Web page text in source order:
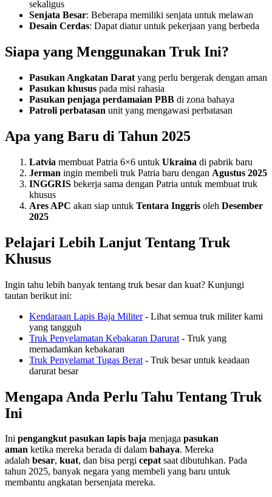
sekaligus
Senjata Besar: Beberapa memiliki senjata untuk melawan
Desain Cerdas: Dapat diatur untuk pekerjaan yang berbeda
Siapa yang Menggunakan Truk Ini?
Pasukan Angkatan Darat yang perlu bergerak dengan aman
Pasukan khusus pada misi rahasia
Pasukan penjaga perdamaian PBB di zona bahaya
Patroli perbatasan unit yang mengawasi perbatasan
Apa yang Baru di Tahun 2025
Latvia membuat Patria 6×6 untuk Ukraina di pabrik baru
Jerman ingin membeli truk Patria baru dengan Agustus 2025
INGGRIS bekerja sama dengan Patria untuk membuat truk
khusus
Ares APC akan siap untuk Tentara Inggris oleh Desember
2025
Pelajari Lebih Lanjut Tentang Truk
Khusus
Ingin tahu lebih banyak tentang truk besar dan kuat? Kunjungi
tautan berikut ini:
Kendaraan Lapis Baja Militer- Lihat semua truk militer kami
yang tangguh
Truk Penyelamatan Kebakaran Darurat - Truk yang
memadamkan kebakaran
Truk Penyelamat Tugas Berat - Truk besar untuk keadaan
darurat besar
Mengapa Anda Perlu Tahu Tentang Truk
Ini
Ini pengangkut pasukan lapis baja menjaga pasukan
aman ketika mereka berada di dalam bahaya. Mereka
adalah besar, kuat, dan bisa pergi cepatsaat dibutuhkan. Pada
tahun 2025, banyak negara yang membeli yang baru untuk
membantu angkatan bersenjata mereka.